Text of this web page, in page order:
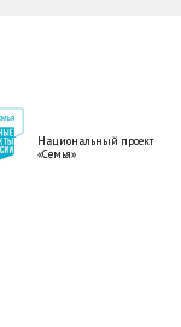
Национальный проект
«Семья»